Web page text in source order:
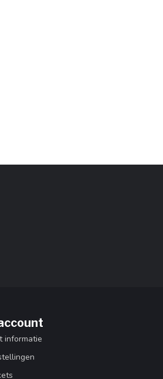
informatie